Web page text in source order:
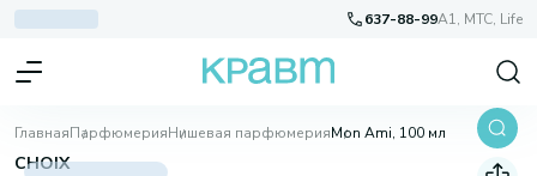
637-88-99A1, МТС, Life
ГлавнаяПарфюмерияНишевая парфюмерияMon Ami, 100 мл
CHOIX